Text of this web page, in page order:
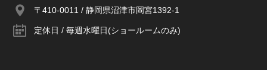
〒410-0011 / 静岡県沼津市岡宮1392-1
定休日 / 毎週水曜日(ショールームのみ)